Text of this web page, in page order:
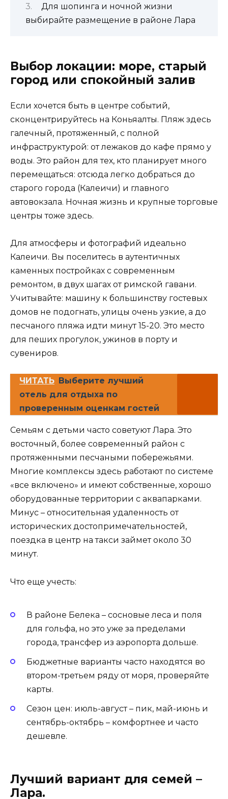
Для шопинга и ночной жизни
выбирайте размещение в районе Лара
Выбор локации: море, старый
город или спокойный залив
Если хочется быть в центре событий,
сконцентрируйтесь на Коньяалты. Пляж здесь
галечный, протяженный, с полной
инфраструктурой: от лежаков до кафе прямо у
воды. Это район для тех, кто планирует много
перемещаться: отсюда легко добраться до
старого города (Калеичи) и главного
автовокзала. Ночная жизнь и крупные торговые
центры тоже здесь.
Для атмосферы и фотографий идеально
Калеичи. Вы поселитесь в аутентичных
каменных постройках с современным
ремонтом, в двух шагах от римской гавани.
Учитывайте: машину к большинству гостевых
домов не подогнать, улицы очень узкие, а до
песчаного пляжа идти минут 15-20. Это место
для пеших прогулок, ужинов в порту и
сувениров.
ЧИТАТЬ Выберите лучший
отель для отдыха по
проверенным оценкам гостей
Семьям с детьми часто советуют Лара. Это
восточный, более современный район с
протяженными песчаными побережьями.
Многие комплексы здесь работают по системе
«все включено» и имеют собственные, хорошо
оборудованные территории с аквапарками.
Минус – относительная удаленность от
исторических достопримечательностей,
поездка в центр на такси займет около 30
минут.
Что еще учесть:
В районе Белека – сосновые леса и поля
для гольфа, но это уже за пределами
города, трансфер из аэропорта дольше.
Бюджетные варианты часто находятся во
втором-третьем ряду от моря, проверяйте
карты.
Сезон цен: июль-август – пик, май-июнь и
сентябрь-октябрь – комфортнее и часто
дешевле.
Лучший вариант для семей –
Лара.